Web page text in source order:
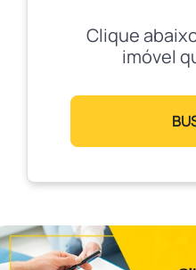
Clique
imóvel